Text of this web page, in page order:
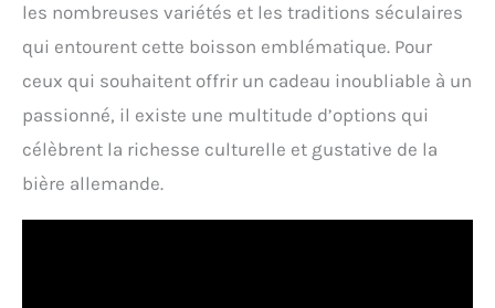
les nombreuses variétés et les traditions séculaires
qui entourent cette boisson emblématique. Pour
ceux qui souhaitent offrir un cadeau inoubliable à un
passionné, il existe une multitude d’options qui
célèbrent la richesse culturelle et gustative de la
bière allemande.